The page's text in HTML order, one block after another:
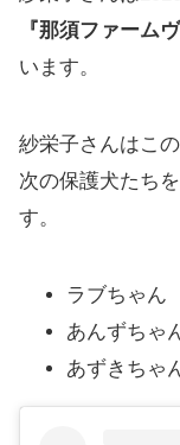
『那須ファーム
います。
紗栄子さんはこの
次の保護犬たち
す。
ラブちゃん
あんずちゃ
あずきちゃ